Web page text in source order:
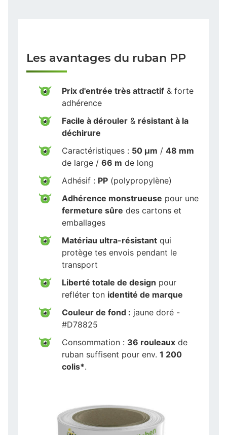
Les avantages du ruban PP
Prix d'entrée très attractif & forte
adhérence
Facile à dérouler & résistant à la
déchirure
Caractéristiques : 50 µm / 48 mm
de large / 66 m de long
Adhésif : PP (polypropylène)
Adhérence monstrueuse pour une
fermeture sûre des cartons et
emballages
Matériau ultra-résistant qui
protège tes envois pendant le
transport
Liberté totale de design pour
refléter ton identité de marque
Couleur de fond : jaune doré -
#D78825
Consommation : 36 rouleaux de
ruban suffisent pour env. 1 200
colis*.